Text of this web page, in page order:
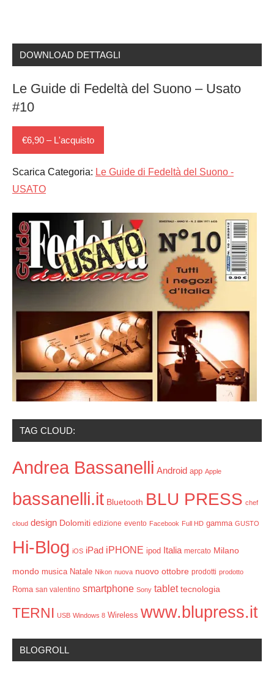
DOWNLOAD DETTAGLI
Le Guide di Fedeltà del Suono – Usato
#10
€6,90 – L'acquisto
Scarica Categoria: Le Guide di Fedeltà del Suono -
USATO
TAG CLOUD:
Andrea Bassanelli Android app Apple
bassanelli.it Bluetooth BLU PRESS chef
cloud design Dolomiti edizione evento Facebook Full HD gamma GUSTO
Hi-Blog iOS iPad iPHONE ipod Italia mercato Milano
mondo musica Natale Nikon nuova nuovo ottobre prodotti prodotto
Roma san valentino smartphone Sony tablet tecnologia
TERNI USB Windows 8 Wireless www.blupress.it
BLOGROLL